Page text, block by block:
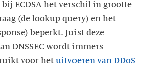
ECDSA het verschil in grootte
(de lookup query) en het
beperkt. Juist deze
DNSSEC wordt immers
voor het uitvoeren van DDoS-